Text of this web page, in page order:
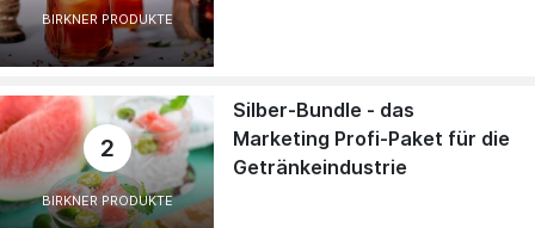
BIRKNER PRODUKTE
2
BIRKNER PRODUKTE
Silber-Bundle - das
Marketing Profi-Paket für die
Getränkeindustrie